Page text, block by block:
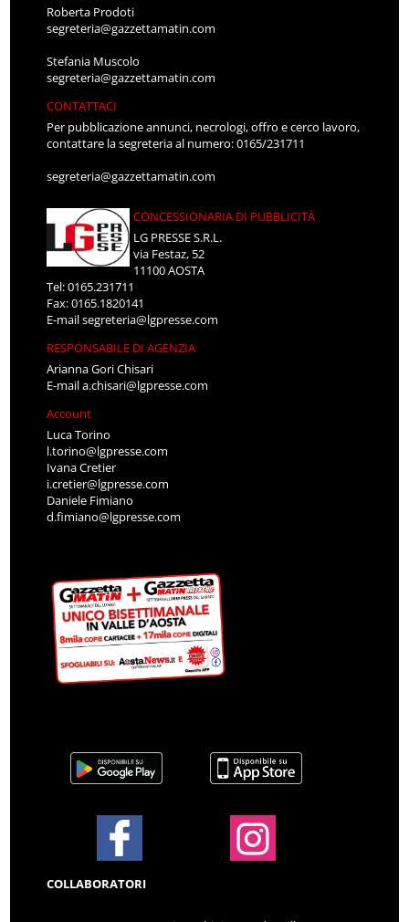
Roberta Prodoti
segreteria@gazzettamatin.com
Stefania Muscolo
segreteria@gazzettamatin.com
CONTATTACI
Per pubblicazione annunci, necrologi, offro e cerco lavoro,
contattare la segreteria al numero: 0165/231711
segreteria@gazzettamatin.com
CONCESSIONARIA DI PUBBLICITÀ
LG PRESSE S.R.L.
via Festaz, 52
11100 AOSTA
Tel: 0165.231711
Fax: 0165.1820141
E-mailsegreteria@lgpresse.com
RESPONSABILE DI AGENZIA
Arianna Gori Chisari
E-maila.chisari@lgpresse.com
Account
Luca Torino
l.torino@lgpresse.com
Ivana Cretier
i.cretier@lgpresse.com
Daniele Fimiano
d.fimiano@lgpresse.com
COLLABORATORI